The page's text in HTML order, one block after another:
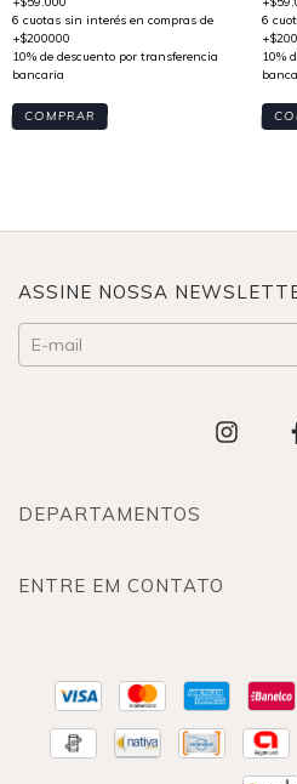
COMPRAR
ASSINE NOSSA
DEPARTAMENTOS
ENTRE EM CONTATO